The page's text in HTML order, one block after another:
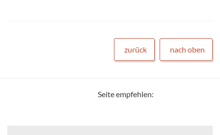
zurück nach oben
Seite empfehlen: